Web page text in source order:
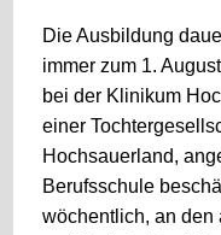
Die Ausbildung
immer zum 1.
bei der Klinikum
einer
Hochsauerland,
Berufsschule
wöchentlich, an den